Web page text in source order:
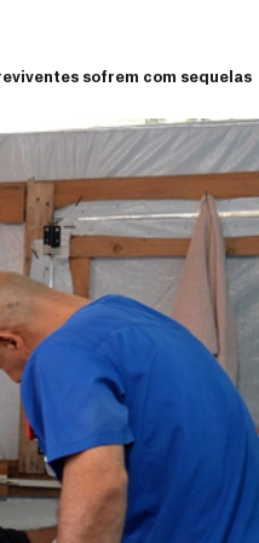
sofrem com sequelas